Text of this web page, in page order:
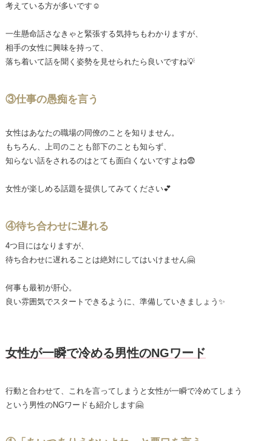
考えている方が多いです☺️
一生懸命話さなきゃと緊張する気持ちもわかりますが、
相手の女性に興味を持って、
落ち着いて話を聞く姿勢を見せられたら良いですね💡
③仕事の愚痴を言う
女性はあなたの職場の同僚のことを知りません。
もちろん、上司のことも部下のことも知らず、
知らない話をされるのはとても面白くないですよね😨
女性が楽しめる話題を提供してみてください💕
④待ち合わせに遅れる
4つ目にはなりますが、
待ち合わせに遅れることは絶対にしてはいけません🤗
何事も最初が肝心。
良い雰囲気でスタートできるように、準備していきましょう✨
女性が一瞬で冷める男性のNGワード
行動と合わせて、これを言ってしまうと女性が一瞬で冷めてしまう
という男性のNGワードも紹介します🤗